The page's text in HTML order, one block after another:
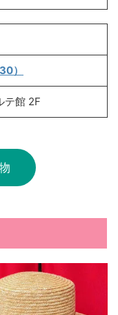
30）
テ館 2F